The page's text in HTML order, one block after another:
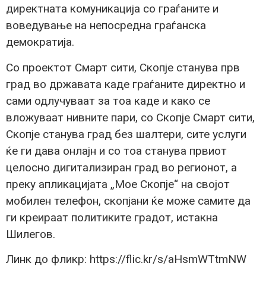
директната комуникација со граѓаните и
воведување на непосредна граѓанска
демократија.
Со проектот Смарт сити, Скопје станува прв
град во државата каде граѓаните директно и
сами одлучуваат за тоа каде и како се
вложуваат нивните пари, со Скопје Смарт сити,
Скопје станува град без шалтери, сите услуги
ќе ги дава онлајн и со тоа станува првиот
целосно дигитализиран град во регионот, а
преку апликацијата „Мое Скопје“ на својот
мобилен телефон, скопјани ќе може самите да
ги креираат политиките градот, истакна
Шилегов.
Линк до фликр: https://flic.kr/s/aHsmWTtmNW